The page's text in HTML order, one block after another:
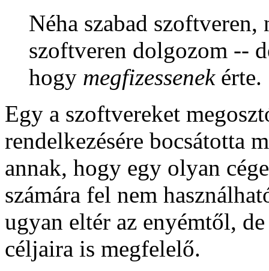
Néha szabad szoftveren,
szoftveren dolgozom --
hogy megfizessenekérte.
Egy a szoftvereket
rendelkezésére bocsátotta
annak, hogy egy olyan
számára fel nem
ugyan eltér az enyémtől,
céljaira is megfelelő.